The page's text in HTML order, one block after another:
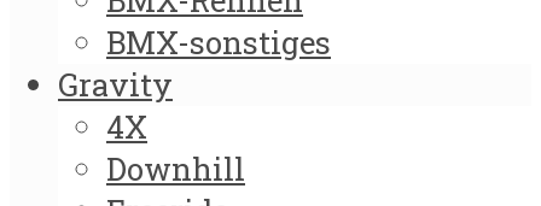
BMX-sonstiges
Gravity
4X
Downhill